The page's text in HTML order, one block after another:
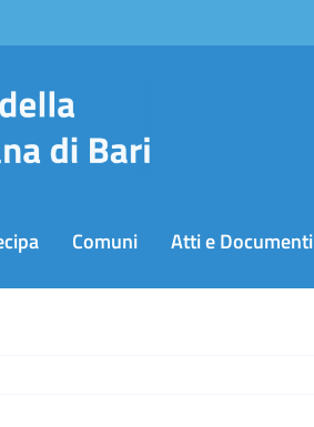
Comuni Atti e Documenti